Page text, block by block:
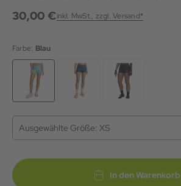
30,00 €inkl. MwSt., zzgl. Versand*
Farbe: Blau
Ausgewählte Größe: XS
In den Warenkorb